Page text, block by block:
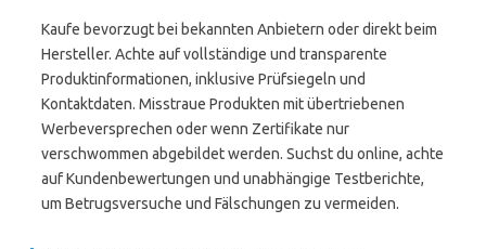
Kaufe bevorzugt bei bekannten Anbietern oder direkt beim
Hersteller. Achte auf vollständige und transparente
Produktinformationen, inklusive Prüfsiegeln und
Kontaktdaten. Misstraue Produkten mit übertriebenen
Werbeversprechen oder wenn Zertifikate nur
verschwommen abgebildet werden. Suchst du online, achte
auf Kundenbewertungen und unabhängige Testberichte,
um Betrugsversuche und Fälschungen zu vermeiden.